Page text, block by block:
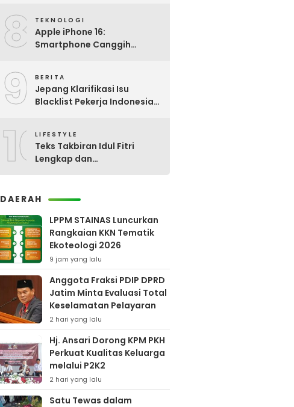
8 TEKNOLOGI
Apple iPhone 16:
Smartphone Canggih
9 BERITA
Jepang Klarifikasi Isu
Blacklist Pekerja Indonesia,
10LIFESTYLE
Teks Takbiran Idul Fitri
Lengkap dan
DAERAH
LPPM STAINAS Luncurkan
Rangkaian KKN Tematik
Ekoteologi 2026
9 jam yang lalu
Anggota Fraksi PDIP DPRD
Jatim Minta Evaluasi Total
Keselamatan Pelayaran
2 hari yang lalu
Hj. Ansari Dorong KPM PKH
Perkuat Kualitas Keluarga
melalui P2K2
2 hari yang lalu
Satu Tewas dalam